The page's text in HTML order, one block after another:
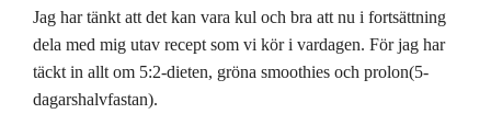
Jag har tänkt att det kan vara kul och bra att nu i fortsättning
dela med mig utav recept som vi kör i vardagen. För jag har
täckt in allt om 5:2-dieten, gröna smoothies och prolon(5-
dagarshalvfastan).